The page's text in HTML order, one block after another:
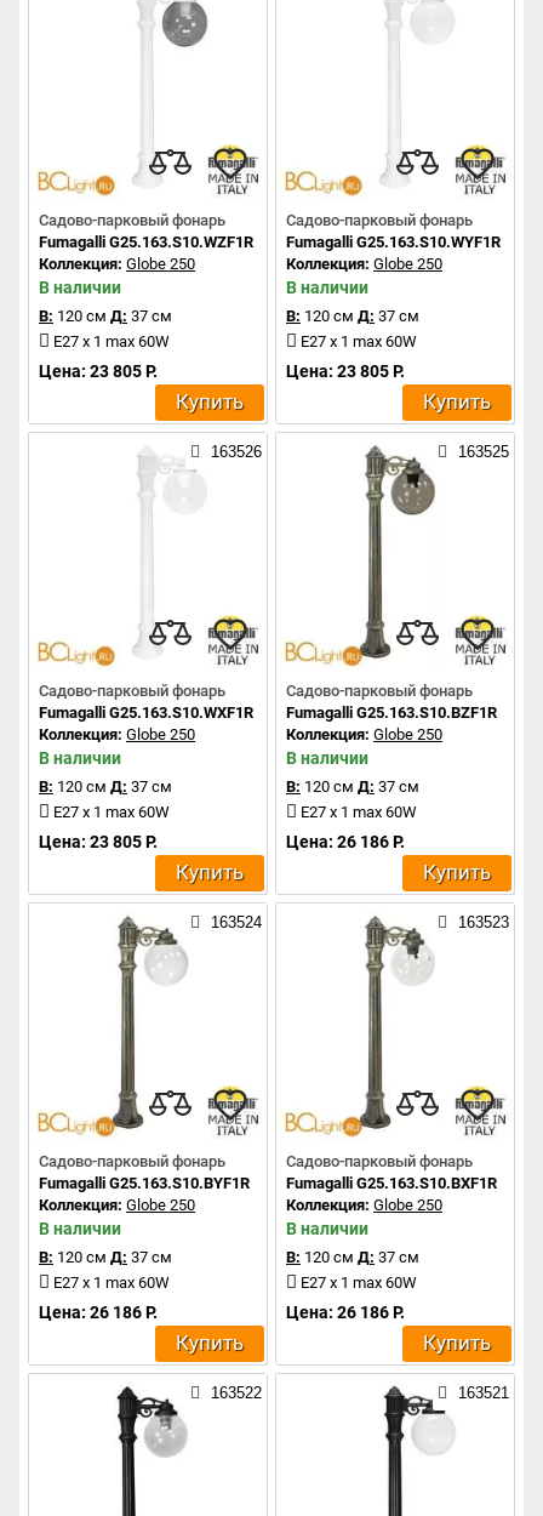
Садово-парковый фонарь
Fumagalli G25.163.S10.WZF1R
Коллекция: Globe 250
В наличии
В: 120 см Д: 37 см
E27 x 1 max 60W
Цена: 23 805 Р.
Купить
Садово-парковый фонарь
Fumagalli G25.163.S10.WYF1R
Коллекция: Globe 250
В наличии
В: 120 см Д: 37 см
E27 x 1 max 60W
Цена: 23 805 Р.
Купить
163526
Садово-парковый фонарь
Fumagalli G25.163.S10.WXF1R
Коллекция: Globe 250
В наличии
В: 120 см Д: 37 см
E27 x 1 max 60W
Цена: 23 805 Р.
Купить
163525
Садово-парковый фонарь
Fumagalli G25.163.S10.BZF1R
Коллекция: Globe 250
В наличии
В: 120 см Д: 37 см
E27 x 1 max 60W
Цена: 26 186 Р.
Купить
163524
Садово-парковый фонарь
Fumagalli G25.163.S10.BYF1R
Коллекция: Globe 250
В наличии
В: 120 см Д: 37 см
E27 x 1 max 60W
Цена: 26 186 Р.
Купить
163523
Садово-парковый фонарь
Fumagalli G25.163.S10.BXF1R
Коллекция: Globe 250
В наличии
В: 120 см Д: 37 см
E27 x 1 max 60W
Цена: 26 186 Р.
Купить
163522 163521